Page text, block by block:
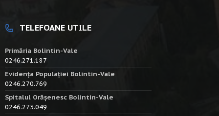
TELEFOANE UTILE
Primăria Bolintin-Vale
0246.271.187
Evidența Populației Bolintin-Vale
0246.270.769
Spitalul Orășenesc Bolintin-Vale
0246.273.049